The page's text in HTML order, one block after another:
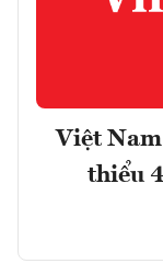
Việt
thiểu